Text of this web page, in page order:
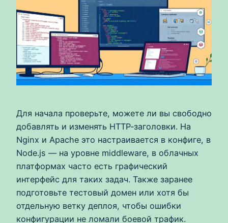
Для начала проверьте, можете ли вы свободно
добавлять и изменять HTTP‑заголовки. На
Nginx и Apache это настраивается в конфиге, в
Node.js — на уровне middleware, в облачных
платформах часто есть графический
интерфейс для таких задач. Также заранее
подготовьте тестовый домен или хотя бы
отдельную ветку деплоя, чтобы ошибки
конфигурации не ломали боевой трафик.